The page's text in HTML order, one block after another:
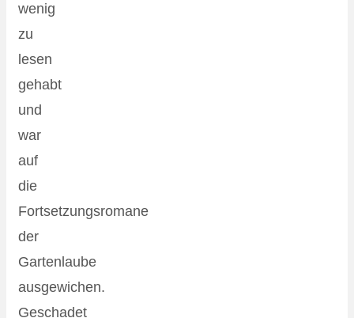
wenig
zu
lesen
gehabt
und
war
auf
die
Fortsetzungsromane
der
Gartenlaube
ausgewichen.
Geschadet